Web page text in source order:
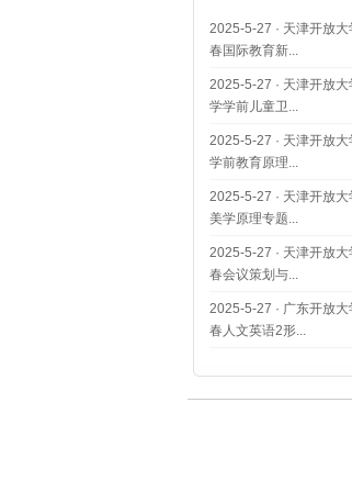
2025-5-27 · 天津开放大
春国际教育新...
2025-5-27 · 天津开放大
学学前儿童卫...
2025-5-27 · 天津开放大
学前教育原理...
2025-5-27 · 天津开放大
美学原理专题...
2025-5-27 · 天津开放大
春会议策划与...
2025-5-27 · 广东开放大
春人文英语2形...